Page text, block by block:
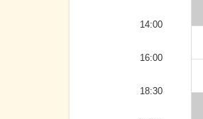
14:00
16:00
18:30